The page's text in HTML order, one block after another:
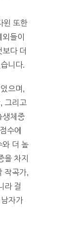
윈 또한
들이
다 더
니다.
으며,
그리고
생체중
수에
와 더 높
을 차지
작곡가,
라 걸
자가